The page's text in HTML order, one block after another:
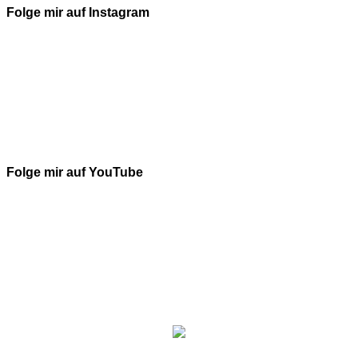
Folge mir auf Instagram
Folge mir auf YouTube